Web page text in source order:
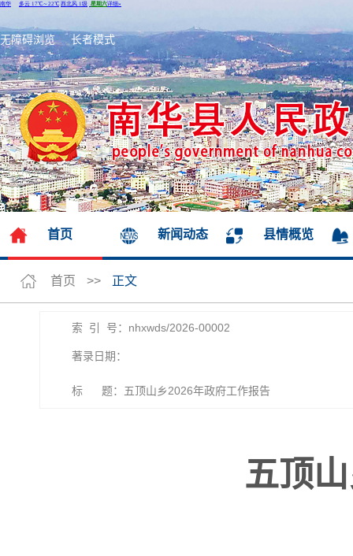
无障碍浏览 长者模式
首页 新闻动态 县情概览
首页 >> 正文
索 引 号：nhxwds/2026-00002
著录日期：
标 题：五顶山乡2026年政府工作报告
五顶